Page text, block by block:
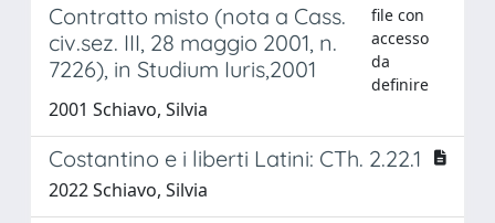
Contratto misto (nota a Cass.
civ.sez. III, 28 maggio 2001, n.
7226), in Studium Iuris,2001
file con
accesso
da
definire
2001 Schiavo, Silvia
Costantino e i liberti Latini: CTh. 2.22.1
2022 Schiavo, Silvia